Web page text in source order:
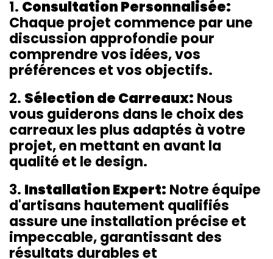
1. Consultation Personnalisée:
Chaque projet commence par une
discussion approfondie pour
comprendre vos idées, vos
préférences et vos objectifs.
2. Sélection de Carreaux: Nous
vous guiderons dans le choix des
carreaux les plus adaptés à votre
projet, en mettant en avant la
qualité et le design.
3. Installation Expert: Notre équipe
d'artisans hautement qualifiés
assure une installation précise et
impeccable, garantissant des
résultats durables et